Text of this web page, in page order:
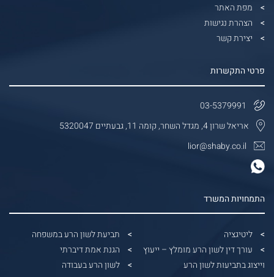
מפת האתר
הצהרת נגישות
יצירת קשר
התמחויות המשרד
ליטיגציה
עורך דין לשון הרע מומלץ – ייעוץ
וייצוג בתביעות לשון הרע
תביעת לשון הרע במשפחה
הגנת אמת דיברתי
לשון הרע בעבודה
פרטי התקשרות
03-5379991
אריאל שרון 4, מגדל השחר, קומה 11, גבעתיים 5320047
lior@shaby.co.il